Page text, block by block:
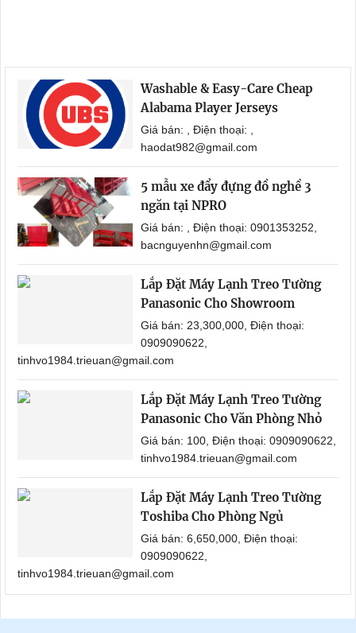
Washable & Easy-Care Cheap
Alabama Player Jerseys
Giá bán: , Điện thoại: ,
haodat982@gmail.com
5 mẫu xe đẩy đựng đồ nghề 3
ngăn tại NPRO
Giá bán: , Điện thoại: 0901353252,
bacnguyenhn@gmail.com
Lắp Đặt Máy Lạnh Treo Tường
Panasonic Cho Showroom
Giá bán: 23,300,000, Điện thoại:
0909090622,
tinhvo1984.trieuan@gmail.com
Lắp Đặt Máy Lạnh Treo Tường
Panasonic Cho Văn Phòng Nhỏ
Giá bán: 100, Điện thoại: 0909090622,
tinhvo1984.trieuan@gmail.com
Lắp Đặt Máy Lạnh Treo Tường
Toshiba Cho Phòng Ngủ
Giá bán: 6,650,000, Điện thoại:
0909090622,
tinhvo1984.trieuan@gmail.com